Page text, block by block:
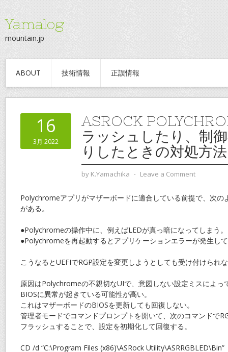
Yamalog
mountain.jp
ABOUT 技術情報 正誤情報
16
3月 2022
ASROCK
ラッシュしたり、制
りしたときの対処方法
by K.Yamachika ⋅ Leave a Comment
Polychromeアプリがマザーボードに適合している前提で、次の
がある。
●Polychromeの操作中に、例えばLEDが真っ暗になってしまう。
●Polychromeを再起動するとアプリケーションエラーが発生し
こうなるとUEFIでRGP設定を変更しようとしても受け付けられ
原因はPolychromeの不親切なUIで、意図しない設定ミスによっ
BIOSに異常が起きている可能性が高い。
これはマザーボードのBIOSを更新しても回復しない。
管理者モードでコマンドプロンプトを開いて、次のコマンドで
フラッシュすることで、設定を初期化して回復する。
CD /d “C:\Program Files (x86)\ASRock Utility\ASRRGBLED\Bin”